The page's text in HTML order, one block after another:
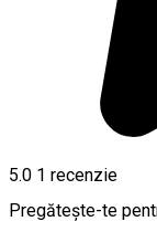
5.0 1 recenzie
Pregătește-te